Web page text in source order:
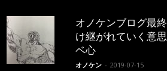
オノケンブログ最
け継がれていく意
ベ心
オノケン - 2019-07-15